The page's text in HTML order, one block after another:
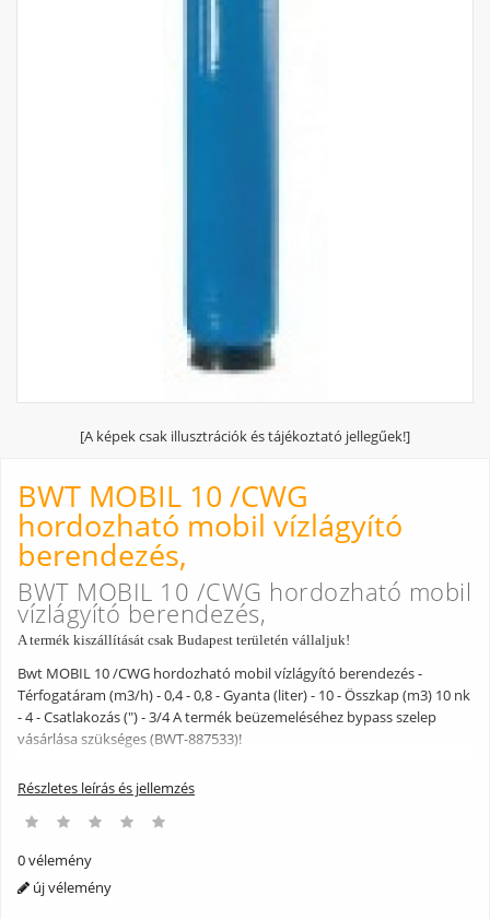
[A képek csak illusztrációk és tájékoztató jellegűek!]
BWT MOBIL 10 /CWG
hordozható mobil vízlágyító
berendezés,
BWT MOBIL 10 /CWG hordozható mobil
vízlágyító berendezés,
A termék kiszállítását csak Budapest területén vállaljuk!
Bwt MOBIL 10 /CWG hordozható mobil vízlágyító berendezés -
Térfogatáram (m3/h) - 0,4 - 0,8 - Gyanta (liter) - 10 - Összkap (m3) 10 nk
- 4 - Csatlakozás (") - 3/4 A termék beüzemeléséhez bypass szelep
vásárlása szükséges (BWT-887533)!
Részletes leírás és jellemzés
0 vélemény
új vélemény